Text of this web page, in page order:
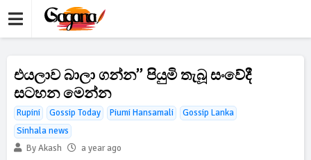
එයලාව බාලා ගන්න” පියුමි තැබූ සංවේදී
සටහන මෙන්න
Rupini Gossip Today Piumi Hansamali
Gossip Lanka
Sinhala news
By Akash
a year ago